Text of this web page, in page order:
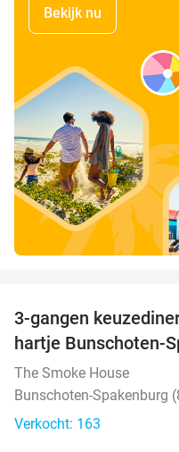
Bekijk nu
3-gangen
hartje Bunschoten-
The Smoke House
Bunschoten-Spakenburg
Verkocht: 163